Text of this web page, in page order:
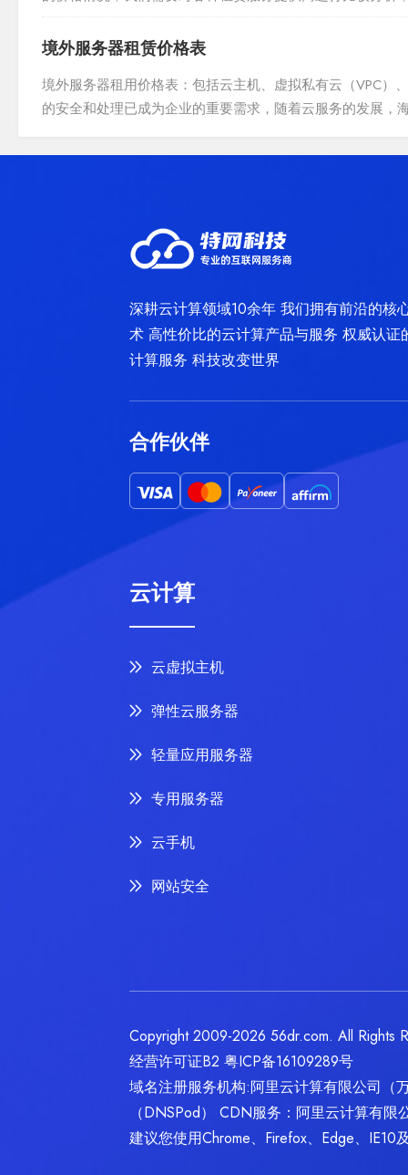
响，以及市场需求的变化，以确保我们的选择符合公司的战
境外服务器租赁价格表
境外服务器租用价格表：包括云主机、虚拟私有云（VPC
的安全和处理已成为企业的重要需求，随着云服务的发展
深耕云计算领域10余年 我们拥有前沿的核
术 高性价比的云计算产品与服务 权威认证
计算服务 科技改变世界
合作伙伴
云计算
云虚拟主机
弹性云服务器
轻量应用服务器
专用服务器
云手机
网站安全
Copyright 2009-2026 56dr.com. All Rights
经营许可证B2 粤ICP备16109289号
域名注册服务机构:阿里云计算有限公司（
（DNSPod） CDN服务：阿里云计算有限
建议您使用Chrome、Firefox、Edge、